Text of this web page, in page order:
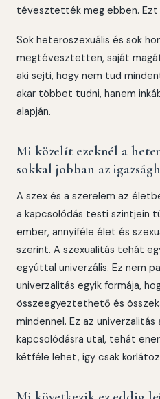
tévesztették meg ebben.
Sok heteroszexuális és sok
megtévesztetten, saját
aki sejti, hogy nem tud
akar többet tudni, hanem
alapján.
Mi közelít ezeknél a
sokkal jobban az
A szex és a szerelem az
a kapcsolódás testi szintjein
ember, annyiféle élet és
szerint. A szexualitás tehát
egyúttal univerzális. Ez nem
univerzalitás egyik formája,
összeegyeztethető és
mindennel. Ez az
kapcsolódásra utal, tehát
kétféle lehet, így csak